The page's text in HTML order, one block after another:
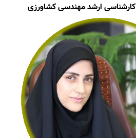
کارشناسی ارشد مهندسی کشاورزی